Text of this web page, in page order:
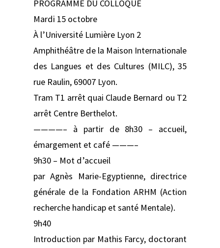
PROGRAMME DU COLLOQUE
Mardi 15 octobre
À l’Université Lumière Lyon 2
Amphithéâtre de la Maison Internationale
des Langues et des Cultures (MILC), 35
rue Raulin, 69007 Lyon.
Tram T1 arrêt quai Claude Bernard ou T2
arrêt Centre Berthelot.
————– à partir de 8h30 – accueil,
émargement et café ———–
9h30 – Mot d’accueil
par Agnès Marie-Egyptienne, directrice
générale de la Fondation ARHM (Action
recherche handicap et santé Mentale).
9h40
Introduction par Mathis Farcy, doctorant